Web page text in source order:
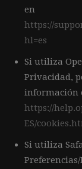
en
https://
hl=es
Si utiliza
Privacidad,
información
https://
ES/
Si utiliza